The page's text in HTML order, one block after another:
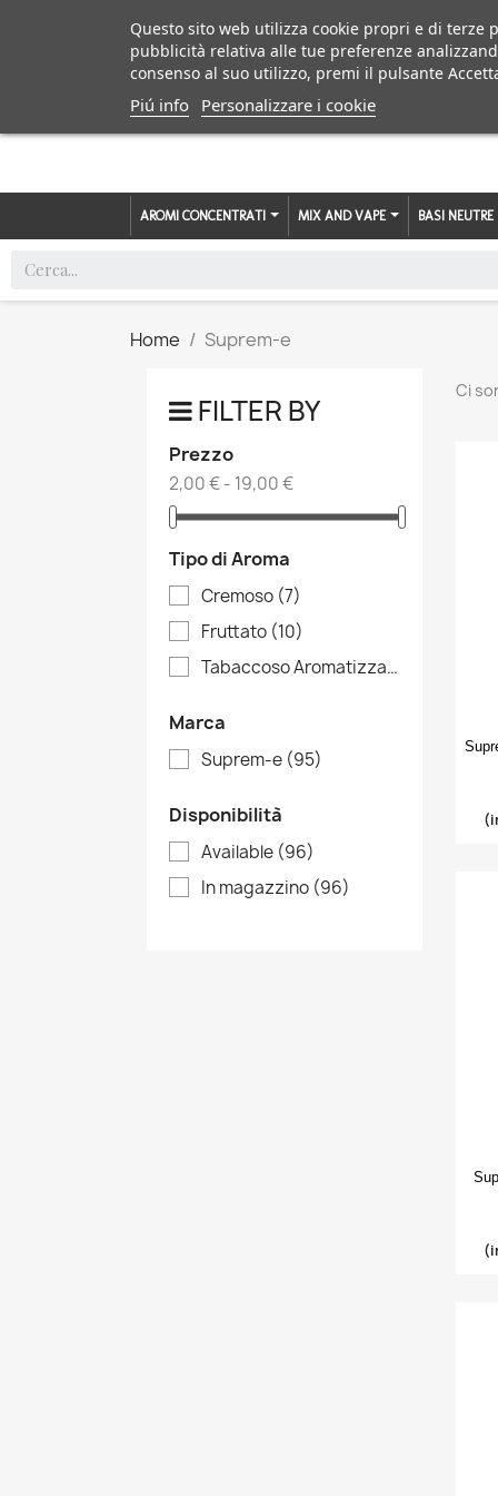
AROMI CONCENTRATI MIX AND VAPE BASI NEUTRE
Home Suprem-e
FILTER BY
Prezzo
2,00 € - 19,00 €
Tipo di Aroma
Cremoso (7)
Fruttato (10)
Tabaccoso Aromatizzato
Marca
Suprem-e (95)
Disponibilità
Available (96)
In magazzino (96)
Ci
Questo sito web utilizza cookie propri e di
pubblicità relativa alle tue preferenze
consenso al suo utilizzo, premi il pulsante
Piú info Personalizzare i cookie